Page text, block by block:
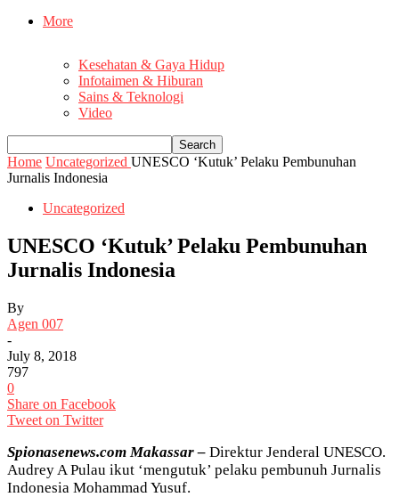
More
Kesehatan & Gaya Hidup
Infotaimen & Hiburan
Sains & Teknologi
Video
Home Uncategorized UNESCO ‘Kutuk’ Pelaku Pembunuhan
Jurnalis Indonesia
Uncategorized
UNESCO ‘Kutuk’ Pelaku Pembunuhan
Jurnalis Indonesia
By
Agen 007
-
July 8, 2018
797
0
Share on Facebook
Tweet on Twitter
Spionasenews.com Makassar – Direktur Jenderal UNESCO.
Audrey A Pulau ikut ‘mengutuk’ pelaku pembunuh Jurnalis
Indonesia Mohammad Yusuf.